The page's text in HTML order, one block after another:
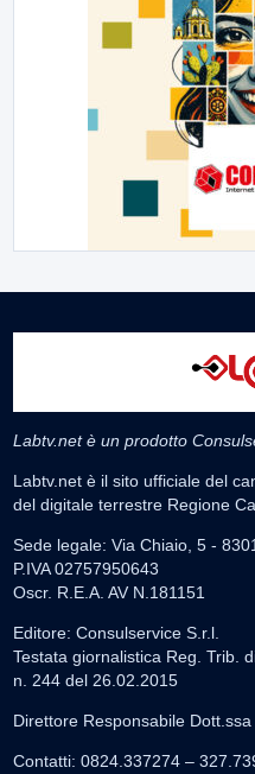
Labtv.net è un prodotto
Labtv.net è il sito ufficiale del
del digitale terrestre Regione
Sede legale: Via Chiaio, 5 -
P.IVA 02757950643
Oscr. R.E.A. AV N.181151
Editore: Consulservice S.r.l.
Testata giornalistica Reg. Trib.
n. 244 del 26.02.2015
Direttore Responsabile
Contatti: 0824.337274 –